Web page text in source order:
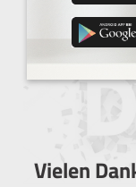
Vielen